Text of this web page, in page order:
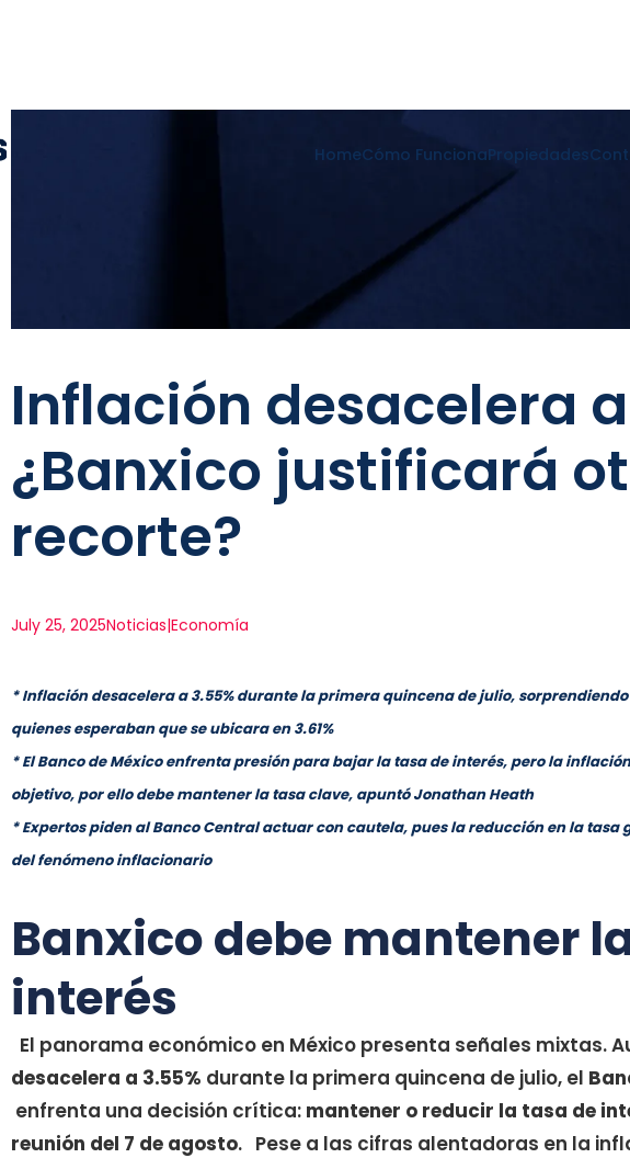
HomeCómo FuncionaPropiedades
Inflación desacelera
¿Banxico justificará
recorte?
July 25, 2025Noticias|Economía
* Inflación desacelera a 3.55% durante la primera quincena de julio,
quienes esperaban que se ubicara en 3.61%
* El Banco de México enfrenta presión para bajar la tasa de interés, pero la
objetivo, por ello debe mantener la tasa clave, apuntó Jonathan Heath
* Expertos piden al Banco Central actuar con cautela, pues la reducción en la
del fenómeno inflacionario
Banxico debe mantener
interés
El panorama económico en México presenta señales mixtas.
desacelera a 3.55% durante la primera quincena de julio, el
enfrenta una decisión crítica: mantener o reducir la tasa de
reunión del 7 de agosto. Pese a las cifras alentadoras en la